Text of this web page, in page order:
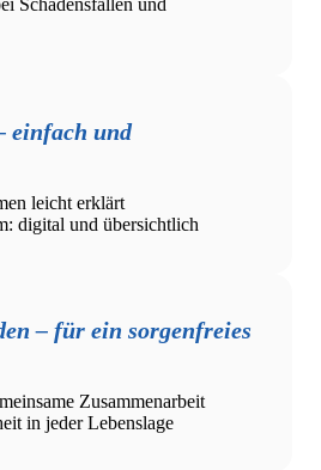
einfach und
leicht erklärt
digital und übersichtlich
– für ein sorgenfreies
Zusammenarbeit
in jeder Lebenslage